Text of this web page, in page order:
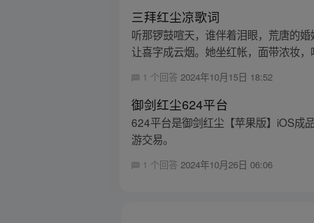
三拜红尘凉歌词
听那锣鼓喧天，谁伴着泪眼，荒唐的
让喜字成云烟。她坐红帐，面带浓妆
1 个回答 2024年10月15日 18:52
御剑红尘624平台
624平台是御剑红尘【苹果版】iOS成
游交易。
1 个回答2024年10月26日 06:06